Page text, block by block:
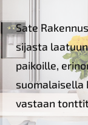
Sate
sijasta
paikoille,
suomalaisella
vastaan